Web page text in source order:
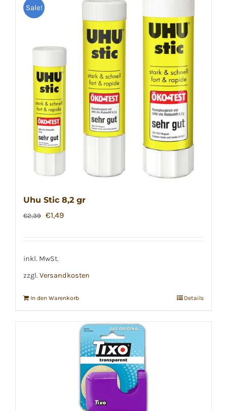
Sale!
Uhu Stic 8,2 gr
€2,39 Ursprünglicher
€2,39
€1,49Aktueller
inkl. MwSt.
zzgl. Versandkosten
In den Warenkorb Details